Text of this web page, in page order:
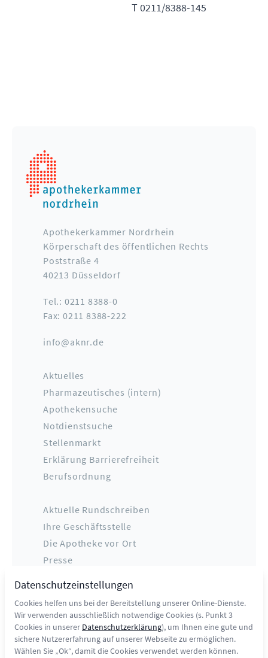
T 0211/8388-145
Apothekerkammer Nordrhein
Körperschaft des öffentlichen Rechts
Poststraße 4
40213 Düsseldorf
Tel.: 0211 8388-0
Fax: 0211 8388-222
info@aknr.de
Aktuelles
Pharmazeutisches (intern)
Apothekensuche
Notdienstsuche
Stellenmarkt
Erklärung Barrierefreiheit
Berufsordnung
Aktuelle Rundschreiben
Ihre Geschäftsstelle
Die Apotheke vor Ort
Presse
Kontakt
Datenschutzeinstellungen
Cookies helfen uns bei der Bereitstellung unserer Online-Dienste.
Wir verwenden ausschließlich notwendige Cookies (s. Punkt 3
Cookies in unserer Datenschutzerklärung), um Ihnen eine gute und
sichere Nutzererfahrung auf unserer Webseite zu ermöglichen.
Wählen Sie „Ok“, damit die Cookies verwendet werden können.